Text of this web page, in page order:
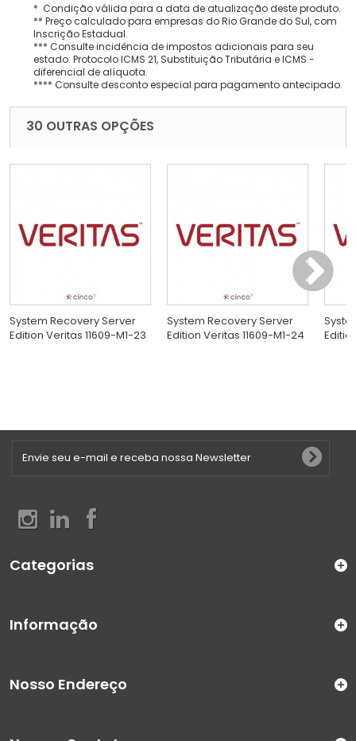
* Condição válida para a data de atualização deste produto.
** Preço calculado para empresas do Rio Grande do Sul, com
Inscrição Estadual.
*** Consulte incidência de impostos adicionais para seu
estado: Protocolo ICMS 21, Substituição Tributária e ICMS -
diferencial de alíquota.
**** Consulte desconto especial para pagamento antecipado.
30 OUTRAS OPÇÕES
System Recovery Server
Edition Veritas 11609-M1-23
System Recovery Server
Edition Veritas 11609-M1-24
Categorias
Informação
Nosso Endereço